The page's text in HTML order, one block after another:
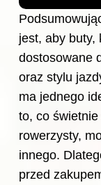
jest, aby buty,
dostosowane
oraz stylu
ma jednego
to, co
rowerzysty,
innego.
przed